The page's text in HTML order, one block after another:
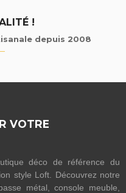
!
depuis 2008
VOTRE
déco de référence du
style Loft. Découvrez notre
métal, console meuble,